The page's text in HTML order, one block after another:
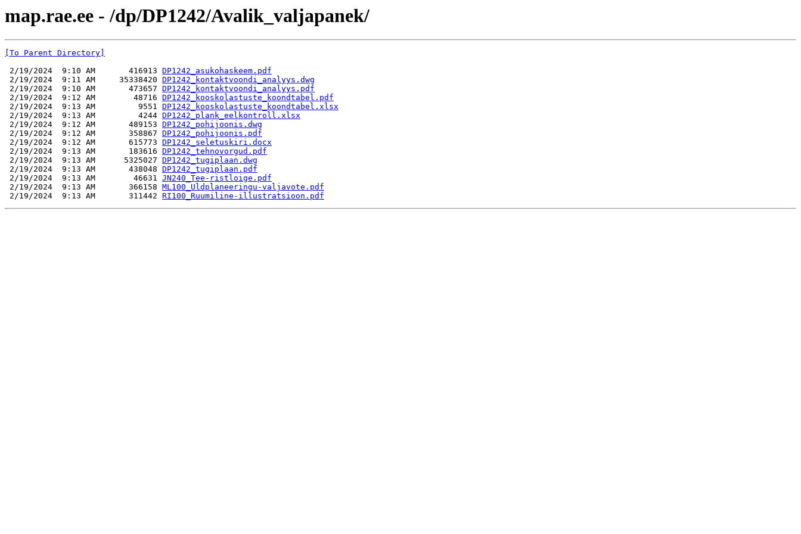
map.rae.ee - /dp/DP1242/Avalik_valjapanek/
[To Parent Directory]
2/19/2024  9:10 AM       416913 DP1242_asukohaskeem.pdf
2/19/2024  9:11 AM     35338420 DP1242_kontaktvoondi_analyys.dwg
2/19/2024  9:10 AM       473657 DP1242_kontaktvoondi_analyys.pdf
2/19/2024  9:12 AM        48716 DP1242_kooskolastuste_koondtabel.pdf
2/19/2024  9:13 AM         9551 DP1242_kooskolastuste_koondtabel.xlsx
2/19/2024  9:13 AM         4244 DP1242_plank_eelkontroll.xlsx
2/19/2024  9:12 AM       489153 DP1242_pohijoonis.dwg
2/19/2024  9:12 AM       358867 DP1242_pohijoonis.pdf
2/19/2024  9:12 AM       615773 DP1242_seletuskiri.docx
2/19/2024  9:13 AM       183616 DP1242_tehnovorgud.pdf
2/19/2024  9:13 AM      5325027 DP1242_tugiplaan.dwg
2/19/2024  9:13 AM       438048 DP1242_tugiplaan.pdf
2/19/2024  9:13 AM        46631 JN240_Tee-ristloige.pdf
2/19/2024  9:13 AM       366158 ML100_Uldplaneeringu-valjavote.pdf
2/19/2024  9:13 AM       311442 RI100_Ruumiline-illustratsioon.pdf